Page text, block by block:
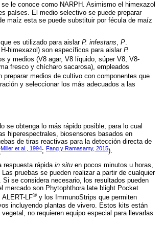
le conoce como NARPH. Asimismo el himexazol
países. El medio selectivo se puede preparar
maíz esta se puede substituir por fécula de maíz
es utilizado para aislar P. infestans P
himexazol) son específicos para aislarP.
y medios (V8 agar, V8 líquido, súper V8, V8-
fresco y chícharo sacarosa), empleados
preparar medios de cultivo con componentes que
y seleccionar los más adecuados a las
se obtenga lo más rápido posible, para lo cual
hiperespectrales, biosensores basados en
de tiras reactivas para la detección directa de
Miller et al., 1994; Fang y Ramasamy, 2015).
respuesta rápidain situ en pocos minutos u horas,
pruebas se pueden realizar a partir de cualquier
se considera necesario, los resultados pueden
mercado son Phytophthora late blight Pocket
ALERT-LF® y los ImmunoStrips que permiten
incluyendo plantas de vivero. Estos kits están
no requieren equipo especial para llevarlas